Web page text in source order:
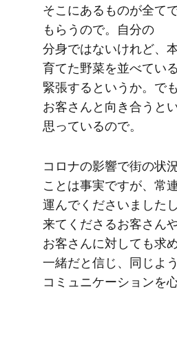
そこに​ある​ものが​全て
もらうので。​自分の​
分身ではないけれど、​
育てた野菜を​並べてい
緊張すると​いうか。​で
お客さんと​向き合うと​
思っているので。
コロナの​影響で​街の​状
ことは​事実ですが、​常
運んでくださいました
来てくださる​お客さん
お客さんに​対しても​求
一緒だと​信じ、​同じよ
コミュニケーションを​